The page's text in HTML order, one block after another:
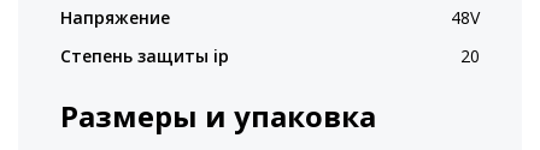
Напряжение
48V
Степень защиты ip
20
Размеры и упаковка